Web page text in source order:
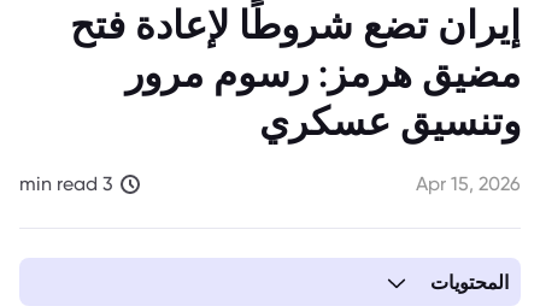
إيران تضع شروطًا لإعادة فتح
مضيق هرمز: رسوم مرور
وتنسيق عسكري
Apr 15, 2026
3 min read
المحتويات